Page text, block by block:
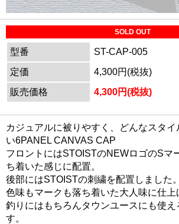
SOLD OUT
型番
ST-CAP-005
定価
4,300円(税抜)
販売価格
4,300円(税抜)
カジュアルに被りやすく、どんなスタ
い6PANEL CANVAS CAP
フロントにはSTOISTのNEWロゴのSマ
ち着いた感じに配置。
後部にはSTOISTの刺繍を配置しました。
色味もマークも落ち着いた大人味に仕上
釣りにはもちろんタウンユースにも使
す。